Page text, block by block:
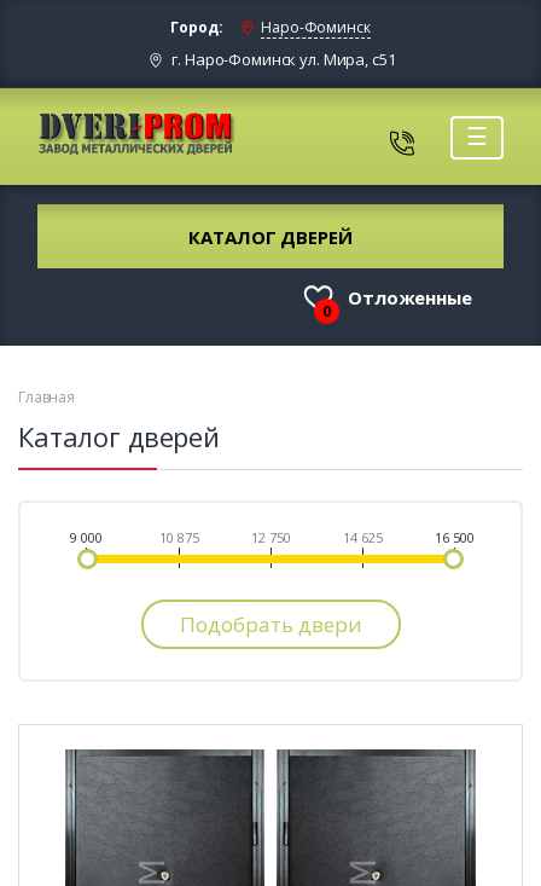
Город: Наро-Фоминск
г. Наро-Фоминск ул. Мира, с51
☰
КАТАЛОГ ДВЕРЕЙ
0
Отложенные
Главная
Каталог дверей
9 000 10 875 12 750 14 625 16 500